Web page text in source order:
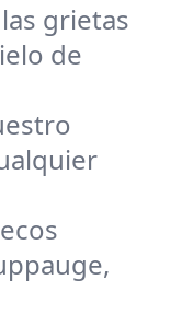
grietas
de